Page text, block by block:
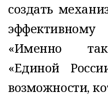
создать
эффективному
«Именно
«Единой
возможности,